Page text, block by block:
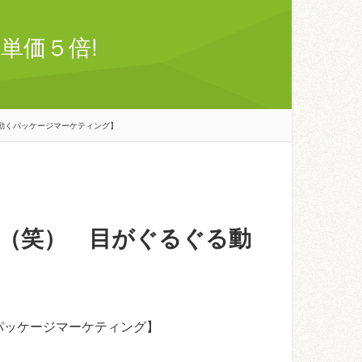
価５倍!
パッケージマーケティング】
笑） 目がぐるぐる動
ージマーケティング】